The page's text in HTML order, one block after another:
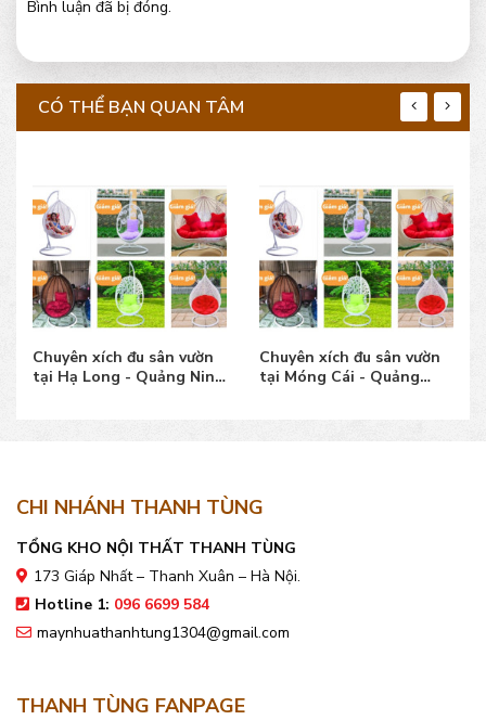
Bình luận đã bị đóng.
CÓ THỂ BẠN QUAN TÂM
Chuyên xích đu sân vườn
tại Hạ Long - Quảng Ninh
Chuyên xích đu sân vườn
tại Móng Cái - Quảng
CHI NHÁNH THANH TÙNG
TỔNG KHO NỘI THẤT THANH TÙNG
173 Giáp Nhất – Thanh Xuân – Hà Nội.
Hotline 1: 096 6699 584
maynhuathanhtung1304@gmail.com
THANH TÙNG FANPAGE